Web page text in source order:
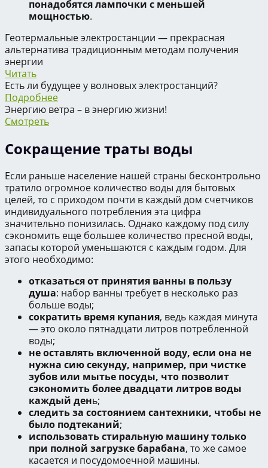
понадобятся лампочки с меньшей
мощностью.
Геотермальные электростанции — прекрасная
альтернатива традиционным методам получения
энергии
Читать
Есть ли будущее у волновых электростанций?
Подробнее
Энергию ветра – в энергию жизни!
Смотреть
Сокращение траты воды
Если раньше население нашей страны бесконтрольно
тратило огромное количество воды для бытовых
целей, то с приходом почти в каждый дом счетчиков
индивидуального потребления эта цифра
значительно понизилась. Однако каждому под силу
сэкономить еще большее количество пресной воды,
запасы которой уменьшаются с каждым годом. Для
этого необходимо:
отказаться от принятия ванны в пользу
душа: набор ванны требует в несколько раз
больше воды;
сократить время купания, ведь каждая минута
— это около пятнадцати литров потребленной
воды;
не оставлять включенной воду, если она не
нужна сию секунду, например, при чистке
зубов или мытье посуды, что позволит
сэкономить более двадцати литров воды
каждый день;
следить за состоянием сантехники, чтобы не
было подтеканий;
использовать стиральную машину только
при полной загрузке барабана, то же самое
касается и посудомоечной машины.